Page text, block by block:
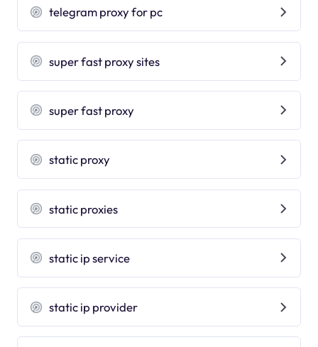
telegram proxy for pc
super fast proxy sites
super fast proxy
static proxy
static proxies
static ip service
static ip provider